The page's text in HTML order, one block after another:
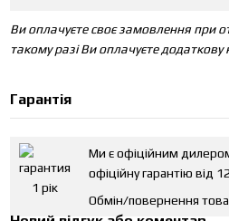
Ви оплачуєте своє замовлення при
такому разі Ви оплачуєте
Гарантія
Ми є офіційним
офіційну гарантію від
Обмін/повернення